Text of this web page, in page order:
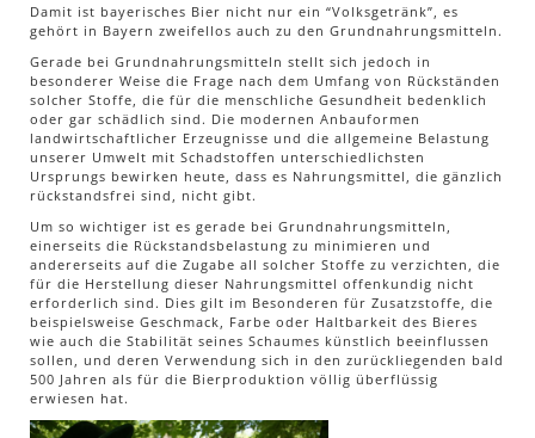
Damit ist bayerisches Bier nicht nur ein “Volksgetränk”, es
gehört in Bayern zweifellos auch zu den Grundnahrungsmitteln.
Gerade bei Grundnahrungsmitteln stellt sich jedoch in
besonderer Weise die Frage nach dem Umfang von Rückständen
solcher Stoffe, die für die menschliche Gesundheit bedenklich
oder gar schädlich sind. Die modernen Anbauformen
landwirtschaftlicher Erzeugnisse und die allgemeine Belastung
unserer Umwelt mit Schadstoffen unterschiedlichsten
Ursprungs bewirken heute, dass es Nahrungsmittel, die gänzlich
rückstandsfrei sind, nicht gibt.
Um so wichtiger ist es gerade bei Grundnahrungsmitteln,
einerseits die Rückstandsbelastung zu minimieren und
andererseits auf die Zugabe all solcher Stoffe zu verzichten, die
für die Herstellung dieser Nahrungsmittel offenkundig nicht
erforderlich sind. Dies gilt im Besonderen für Zusatzstoffe, die
beispielsweise Geschmack, Farbe oder Haltbarkeit des Bieres
wie auch die Stabilität seines Schaumes künstlich beeinflussen
sollen, und deren Verwendung sich in den zurückliegenden bald
500 Jahren als für die Bierproduktion völlig überflüssig
erwiesen hat.